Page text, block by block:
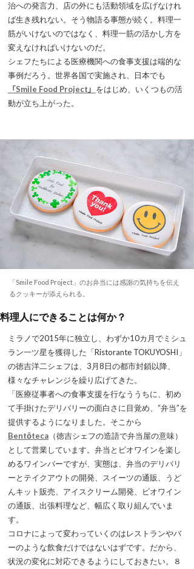
治への発言力、店の外にも活動領域を広げなけれ
ば生き残れない。そう物語る事態が続く。料理一
筋がいけないのではなく、料理一筋の活かし方を
変えなければいけないのだ。
シェフたちによる医療機関への食事支援は端的な
事例だろう。世界各国で実施され、日本でも
「Smile Food Project」 をはじめ、いくつもの活
動が立ち上がった。
「Smile Food Project」のお弁当には感謝の気持ちを伝え
るクッキーが添えられる。
料理人にできることは何か？
ミラノで2015年に独立し、わずか10カ月でミシュ
ラン一ツ星を獲得した「Ristorante TOKUYOSHI」
の徳吉洋二シェフは、3月8日の都市封鎖以降、
様々なチャレンジを繰り広げてきた。
「医療従事者への食事支援を行なううちに、初め
て手掛けたデリバリーの面白さに目覚め、“弁当”を
提供するようになりました。そこから
Bentōteca （徳吉シェフの造語で弁当屋の意味）
として営業しています。弁当とビオワインを楽し
めるワインバーですが、実態は、弁当のデリバリ
ーとテイクアウトの開発、スイーツの通販、うど
んキット販売、アイスクリーム開発、ビオワイン
の通販、出張料理など、幅広く取り組んでいま
す。
コロナによって変わっていくのはレストランやバ
ーのような飲食だけではないはずです。だから、
状況の変化に対応できるようにしておきたい。８